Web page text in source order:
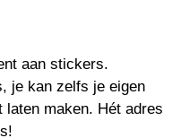
aan stickers.
je kan zelfs je eigen
maken. Hét adres